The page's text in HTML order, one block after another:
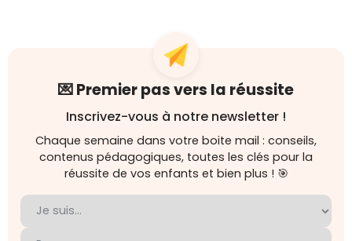
💌 Premier pas vers la réussite
Inscrivez-vous à notre newsletter !
Chaque semaine dans votre boite mail : conseils,
contenus pédagogiques, toutes les clés pour la
réussite de vos enfants et bien plus ! 🎯